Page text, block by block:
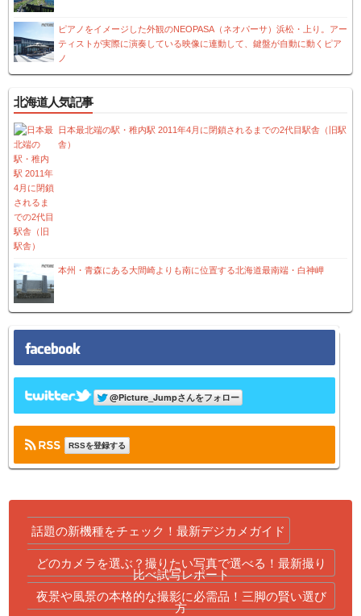
ピアノをイメージした外観のNEOPASA（ネオパーサ）浜松・上り。アー
ティストが実際に演奏している映像に連動して、鍵盤が自動に動くピア
ノ
北海道人気記事
日本最北端の駅・稚内駅 2011年4月に閉鎖されるまでの2代目駅舎（旧駅
舎）
本州・青森にある大間崎よりも南に位置する北海道最南端・白神岬
RSSを登録する
話題の新機種をチェック！最新デジカメガイド
どのカメラを選ぶ？撮りたい写真で選べる！最新撮り
比べ試写レポート
夜景や風景の本格的な撮影に必需品！三脚の賢い選び
方